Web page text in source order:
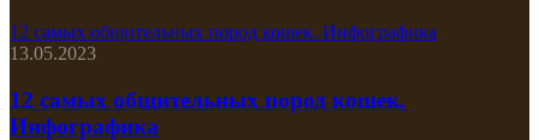
12 самых общительных пород кошек. Инфографика
13.05.2023
12 самых общительных пород кошек.
Инфографика